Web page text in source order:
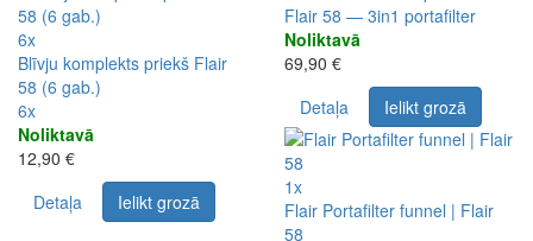
6x
Blīvju komplekts priekš Flair
58 (6 gab.)
6x
Noliktavā
12,90 €
Detaļa
Ielikt grozā
Flair 58 — 3in1 portafilter
Noliktavā
69,90 €
Detaļa
Ielikt grozā
1x
Flair Portafilter funnel | Flair
58